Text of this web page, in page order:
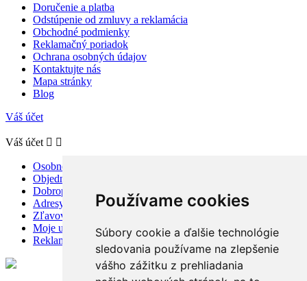
Používame cookies
Súbory cookie a ďalšie technológie
sledovania používame na zlepšenie
vášho zážitku z prehliadania
Doručenie a platba
Odstúpenie od zmluvy a reklamácia
Obchodné podmienky
Reklamačný poriadok
Ochrana osobných údajov
Kontaktujte nás
Mapa stránky
Blog
Váš účet
Váš účet  
Osobné údaje
Objednávky
Dobropisy
Adresy
Zľavové kupóny
Moje upozornenia
Reklamácie a odstúpenie od zmluvy